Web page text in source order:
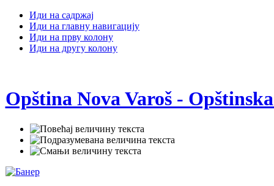
Иди на садржај
Иди на главну навигацију
Иди на прву колону
Иди на другу колону
Opština Nova Varoš -